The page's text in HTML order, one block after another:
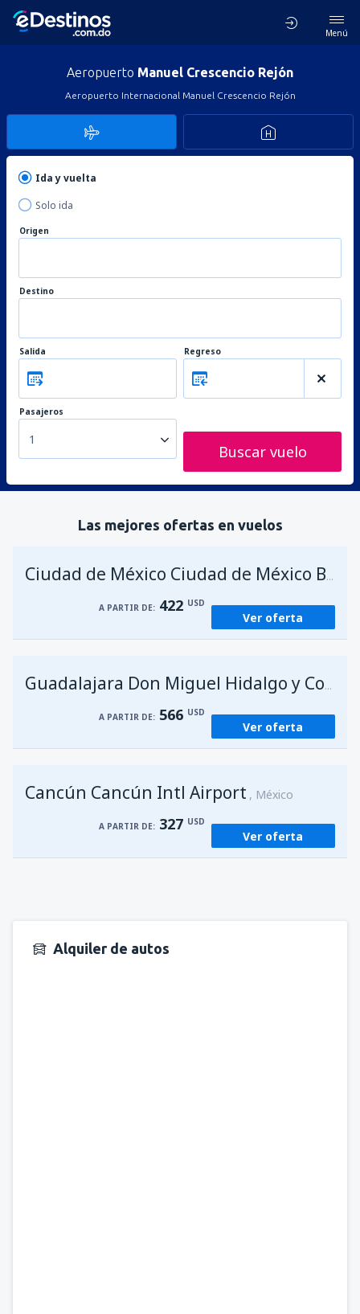
Menú
Aeropuerto Manuel Crescencio Rejón
Aeropuerto Internacional Manuel Crescencio Rejón
Ida y vuelta
Solo ida
Origen
Destino
Salida Regreso
Pasajeros
1
Buscar vuelo
Las mejores ofertas en vuelos
Ciudad de México Ciudad de México Benito Juárez
A PARTIR DE: 422 USD
Ver oferta
Guadalajara Don Miguel Hidalgo y Costilla
A PARTIR DE: 566 USD
Ver oferta
Cancún Cancún Intl Airport México
A PARTIR DE: 327 USD
Ver oferta
Alquiler de autos